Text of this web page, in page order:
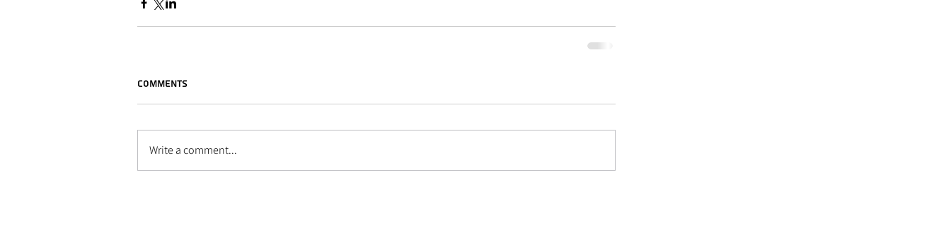
Comments
Write a comment...